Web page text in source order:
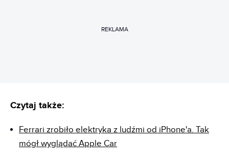
REKLAMA
Czytaj także:
Ferrari zrobiło elektryka z ludźmi od iPhone'a. Tak
mógł wyglądać Apple Car